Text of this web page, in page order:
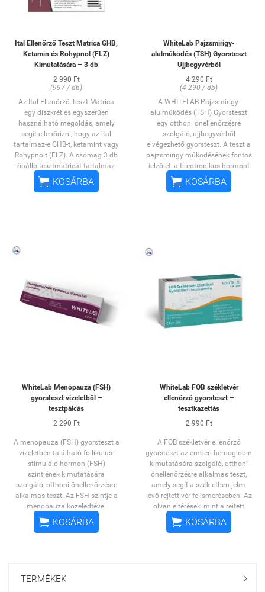
Ital Ellenőrző Teszt Matrica GHB,
Ketamin és Rohypnol (FLZ)
Kimutatására – 3 db
2 990 Ft
(997 / db)
Az Ital Ellenőrző Teszt Matrica
egy diszkrét és egyszerűen
használható megoldás, amely
segít ellenőrizni, hogy az ital
tartalmaz-e GHB-t, ketamint vagy
Rohypnolt (FLZ). A csomag 3 db
önálló tesztmatricát tartalmaz,
így több ital ellenőrzésére is
alkalmas.
elteltével a színváltozás alapján
-3 db tesztmatrica/csomag
-GHB, ketamin és Rohypnol (FLZ)
kimutatására
-Gyors, egyszerű használat
-Diszkrét, öntapadós kialakítás
 KOSÁRBA
WhiteLab Pajzsmirigy-
alulműködés (TSH) Gyorsteszt
Ujjbegyvérből
4 290 Ft
(4 290 / db)
A WHITELAB Pajzsmirigy-
alulműködés (TSH) Gyorsteszt
egy otthoni önellenőrzésre
szolgáló, ujjbegyvérből
elvégezhető gyorsteszt. A teszt a
pajzsmirigy működésének fontos
jelzőjét, a tireotropikus hormont
(TSH) mutatja ki teljes
vérmintából.
szervezet anyagcseréjének
megfelelő működésében
játszanak kulcsszerepet.
A teszt kromatográfiás elven
működik, és 5 μIU/ml
határértéktől képes kimutatni a
otthoni gyorsteszt
-Teljes vérből történő TSH-
kimutatás
-Kimutatási határérték: 5 μIU/ml
-1 db teszt a csomagban
 KOSÁRBA
WhiteLab Menopauza (FSH)
gyorsteszt vizeletből –
tesztpálcás
2 290 Ft
A menopauza (FSH) gyorsteszt a
vizeletben található follikulus-
stimuláló hormon (FSH)
szintjének kimutatására
szolgáló, otthoni önellenőrzésre
alkalmas teszt. Az FSH szintje a
menopauza közeledtével
megemelkedik, ezért a teszt
segítséget nyújthat a változókor
leolvasható. A termék diszkrét
 KOSÁRBA
WhiteLab FOB székletvér
ellenőrző gyorsteszt –
tesztkazettás
2 990 Ft
A FOB székletvér ellenőrző
gyorsteszt az emberi hemoglobin
kimutatására szolgáló, otthoni
önellenőrzésre alkalmas teszt,
amely segít a székletben jelen
lévő rejtett vér felismerésében. Az
olyan eltérések, mint a rejtett
vérzés, különböző
emésztőrendszeri problémákra
történő vizsgálat néhány percen
 KOSÁRBA
TERMÉKEK 